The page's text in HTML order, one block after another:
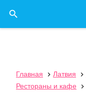

Главная  Латвия 
Рестораны и кафе
